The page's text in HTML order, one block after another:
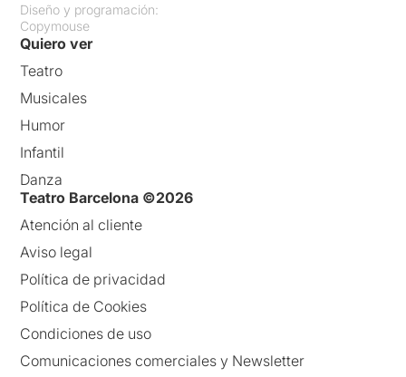
Diseño y programación:
Copymouse
Quiero ver
Teatro
Musicales
Humor
Infantil
Danza
Teatro Barcelona ©2026
Atención al cliente
Aviso legal
Política de privacidad
Política de Cookies
Condiciones de uso
Comunicaciones comerciales y Newsletter